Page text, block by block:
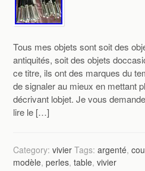
Tous mes objets sont soit des
antiquités, soit des objets
ce titre, ils ont des marques du
de signaler au mieux en mettant
décrivant lobjet. Je vous
lire le […]
Category:vivier Tags:argenté,
modèle,perles,table,vivier